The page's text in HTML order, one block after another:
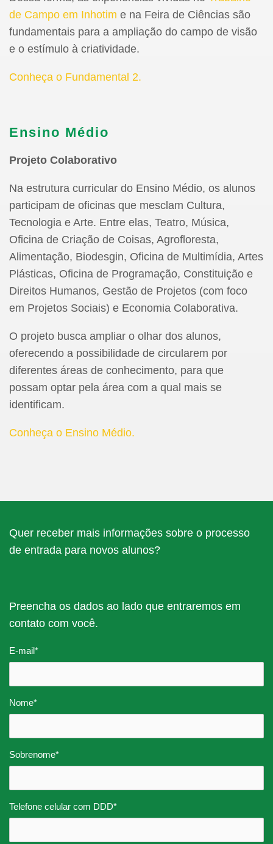
de Campo em Inhotim e na Feira de Ciências são
fundamentais para a ampliação do campo de visão
e o estímulo à criatividade.
Conheça o Fundamental 2.
Ensino Médio
Projeto Colaborativo
Na estrutura curricular do Ensino Médio, os alunos
participam de oficinas que mesclam Cultura,
Tecnologia e Arte. Entre elas, Teatro, Música,
Oficina de Criação de Coisas, Agrofloresta,
Alimentação, Biodesgin, Oficina de Multimídia, Artes
Plásticas, Oficina de Programação, Constituição e
Direitos Humanos, Gestão de Projetos (com foco
em Projetos Sociais) e Economia Colaborativa.
O projeto busca ampliar o olhar dos alunos,
oferecendo a possibilidade de circularem por
diferentes áreas de conhecimento, para que
possam optar pela área com a qual mais se
identificam.
Conheça o Ensino Médio.
Quer receber mais informações sobre o processo
de entrada para novos alunos?
Preencha os dados ao lado que entraremos em
contato com você.
E-mail*
Nome*
Sobrenome*
Telefone celular com DDD*